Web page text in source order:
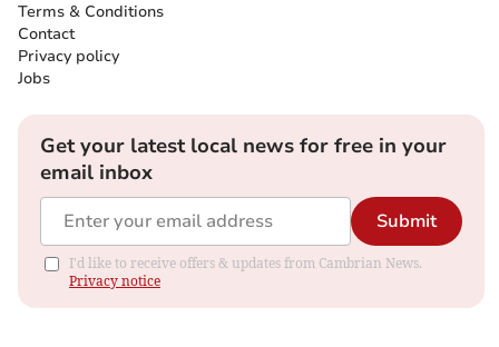
Terms & Conditions
Contact
Privacy policy
Jobs
Get your latest local news for free in your
email inbox
Submit
I'd like to receive offers & updates from Cambrian News.
Privacy notice